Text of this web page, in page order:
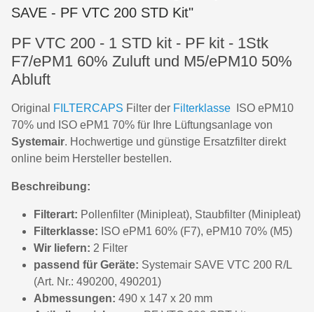
SAVE - PF VTC 200 STD Kit"
PF VTC 200 - 1 STD kit - PF kit - 1Stk
F7/ePM1 60% Zuluft und M5/ePM10 50%
Abluft
Original FILTERCAPS Filter der Filterklasse ISO ePM10
70% und ISO ePM1 70% für Ihre Lüftungsanlage von
Systemair. Hochwertige und günstige Ersatzfilter direkt
online beim Hersteller bestellen.
Beschreibung:
Filterart: Pollenfilter (Minipleat), Staubfilter (Minipleat)
Filterklasse: ISO ePM1 60% (F7), ePM10 70% (M5)
Wir liefern: 2 Filter
passend für Geräte: Systemair SAVE VTC 200 R/L
(Art. Nr.: 490200, 490201)
Abmessungen: 490 x 147 x 20 mm